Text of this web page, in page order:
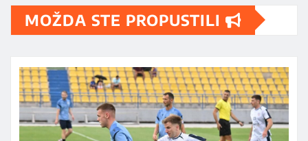
MOŽDA STE PROPUSTILI